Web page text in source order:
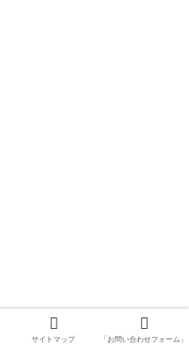
サイトマップ 「お問い合わせフォーム」